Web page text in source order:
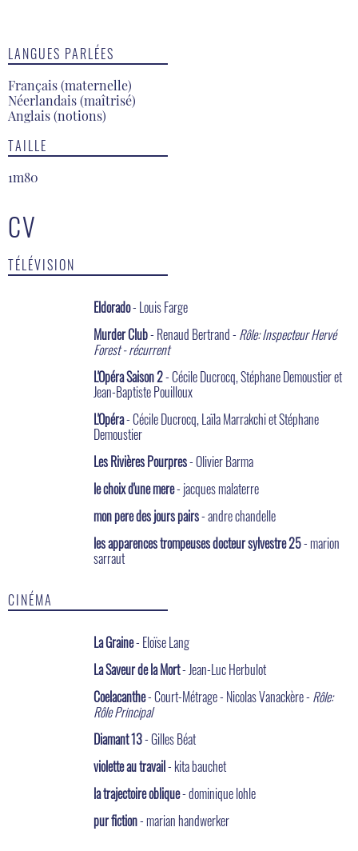
LANGUES PARLÉES
Français (maternelle)
Néerlandais (maîtrisé)
Anglais (notions)
TAILLE
1m80
CV
TÉLÉVISION
Eldorado- Louis Farge
Murder Club- Renaud Bertrand - Rôle: Inspecteur Hervé
Forest - récurrent
L'Opéra Saison 2- Cécile Ducrocq, Stéphane Demoustier et
Jean-Baptiste Pouilloux
L'Opéra- Cécile Ducrocq, Laïla Marrakchi et Stéphane
Demoustier
Les Rivières Pourpres- Olivier Barma
le choix d'une mere- jacques malaterre
mon pere des jours pairs- andre chandelle
les apparences trompeuses docteur sylvestre 25- marion
sarraut
CINÉMA
La Graine- Eloïse Lang
La Saveur de la Mort- Jean-Luc Herbulot
Coelacanthe- Court-Métrage - Nicolas Vanackère - Rôle:
Rôle Principal
Diamant 13- Gilles Béat
violette au travail- kita bauchet
la trajectoire oblique- dominique lohle
pur fiction- marian handwerker